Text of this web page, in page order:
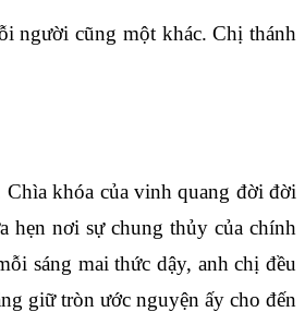
người cũng một khác. Chị thánh
Chìa khóa của vinh quang đời đời
hẹn nơi sự chung thủy của chính
sáng mai thức dậy, anh chị đều
giữ tròn ước nguyện ấy cho đến